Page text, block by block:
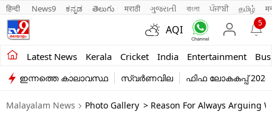
हिन्दी News9 ಕನ್ನಡ తెలుగు मराठी ગુજરાતી বাংলা ਪੰਜਾਬੀ தமிழ்
AQI
5
Latest News Kerala Cricket India Entertainment
Kerala
India
Entertainment
ഇന്നത്തെ കാലാവസ്ഥ സ്വർണവില ഫിഫ ലോകകപ്പ് 2026
Malayalam News Photo Gallery > Reason For Always Arguing